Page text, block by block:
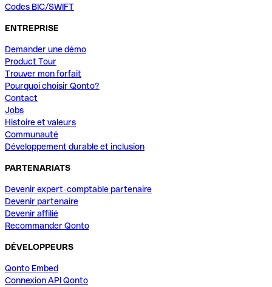
Codes BIC/SWIFT
ENTREPRISE
Demander une démo
Product Tour
Trouver mon forfait
Pourquoi choisir Qonto?
Contact
Jobs
Histoire et valeurs
Communauté
Développement durable et inclusion
PARTENARIATS
Devenir expert-comptable partenaire
Devenir partenaire
Devenir affilié
Recommander Qonto
DÉVELOPPEURS
Qonto Embed
Connexion API Qonto